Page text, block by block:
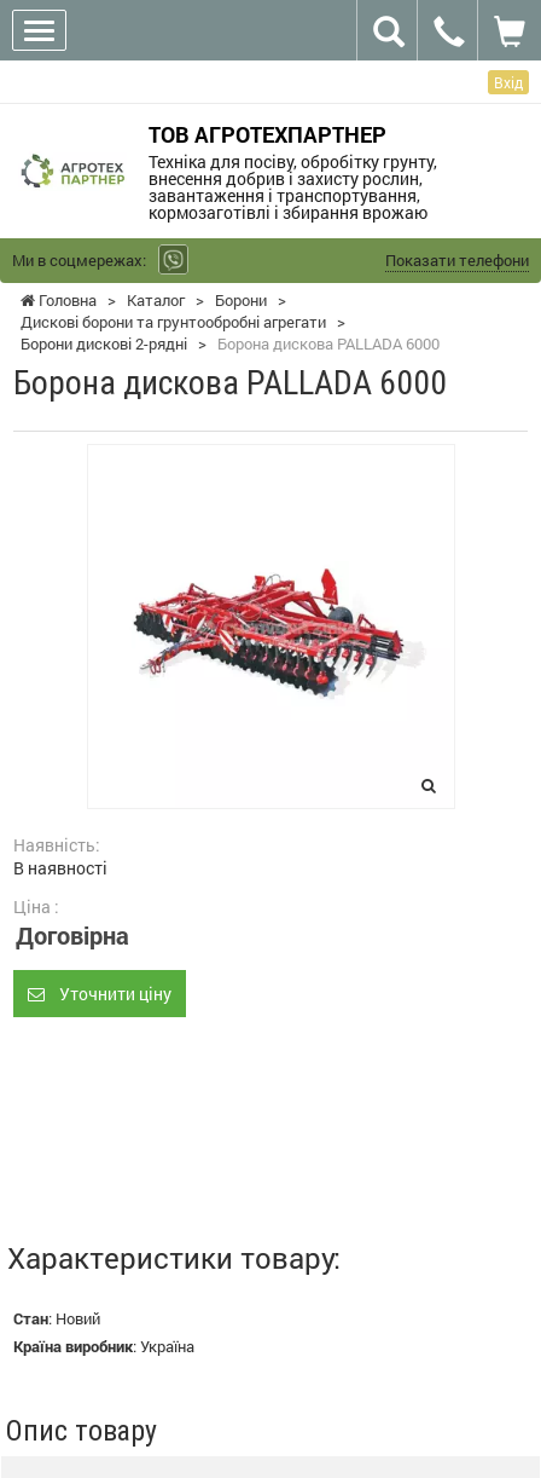
Вхід
ТОВ АГРОТЕХПАРТНЕР
Техніка для посіву, обробітку грунту,
внесення добрив і захисту рослин,
завантаження і транспортування,
кормозаготівлі і збирання врожаю
Ми в соцмережах:
Показати телефони
Головна > Каталог > Борони >
Дискові борони та грунтообробні агрегати >
Борони дискові 2-рядні > Борона дискова PALLADA 6000
Борона дискова PALLADA 6000
Наявність:
В наявності
Ціна :
Договірна
Уточнити ціну
Характеристики товару:
Стан: Новий
Країна виробник:Україна
Опис товару